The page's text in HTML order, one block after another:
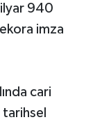
940
imza
cari
tarihsel